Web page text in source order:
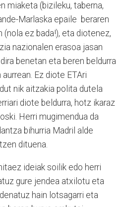
miaketa (bizileku, taberna,
Marlaska epaile beraren
ez bada!), eta diotenez,
nazionalen erasoa jasan
benetan eta beren beldurra
Ez diote ETAri
nik aitzakia polita dutela
diote beldurra, hotz ikaraz
Herri mugimendua da
bihurria Madril alde
dituena.
ideiak soilik edo herri
gure jendea atxilotu eta
hain lotsagarri eta